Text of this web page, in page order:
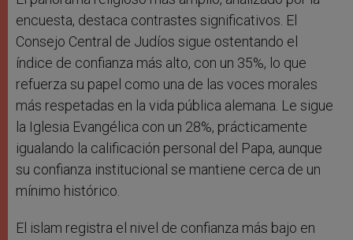
encuesta, destaca contrastes significativos. El
Consejo Central de Judíos sigue ostentando el
índice de confianza más alto, con un 35%, lo que
refuerza su papel como una de las voces morales
más respetadas en la vida pública alemana. Le sigue
la Iglesia Evangélica con un 28%, prácticamente
igualando la calificación personal del Papa, aunque
su confianza institucional se mantiene cerca de un
mínimo histórico.
El islam registra el nivel de confianza más bajo en